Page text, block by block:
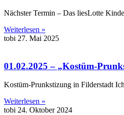
Nächster Termin – Das liesLotte
Weiterlesen »
tobi 27. Mai 2025
01.02.2025 – „Kostüm-
Kostüm-Prunkstizung in Filderstadt
Weiterlesen »
tobi 24. Oktober 2024